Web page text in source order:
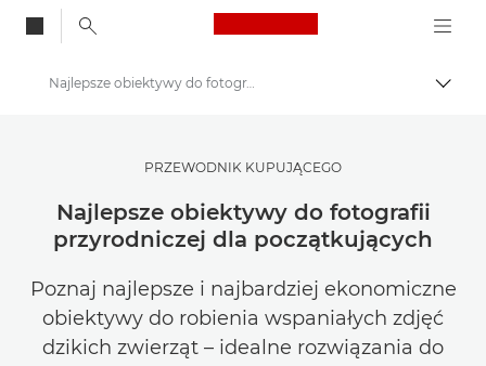
Canon Logo, back
Zainspiruj się | Wskazówki dotyczące fotografii i wydruku oraz przewodniki dla kupujących
Wskazówki i techniki dotyczące fotografii i drukowania
Najlepsze obiektywy do fotografii przyrodniczej
PRZEWODNIK KUPUJĄCEGO
Najlepsze obiektywy do fotografii
przyrodniczej dla początkujących
Poznaj najlepsze i najbardziej ekonomiczne
obiektywy do robienia wspaniałych zdjęć
dzikich zwierząt – idealne rozwiązania do